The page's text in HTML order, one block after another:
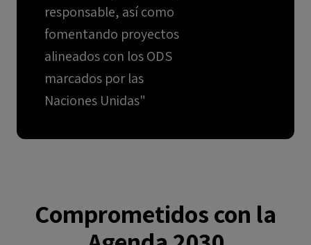
responsable, así como
fomentando proyectos
alineados con los ODS
marcados por las
Naciones Unidas"
Comprometidos con la